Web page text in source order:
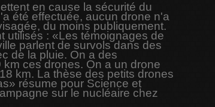
en cause la sécurité du
été effectuée, aucun drone n'a
du moins publiquement.
utilisés : «Les témoignages de
parlent de survols dans des
de la pluie. On a des
ces drones. On a un drone
km. La thèse des petits drones
résume pour Science et
sur le nucléaire chez